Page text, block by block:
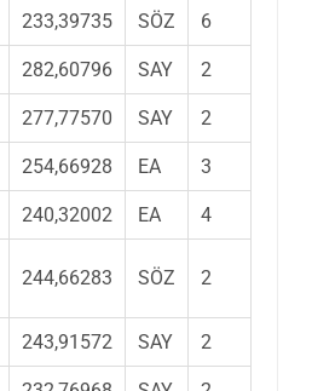
233,39735 SÖZ 6
282,60796 SAY 2
277,77570 SAY 2
254,66928 EA 3
240,32002 EA 4
244,66283 SÖZ 2
243,91572 SAY 2